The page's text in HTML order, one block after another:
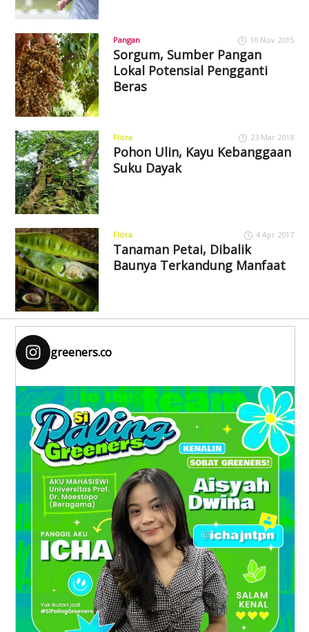
Pangan 10 Nov 2015
Sorgum, Sumber Pangan
Lokal Potensial Pengganti
Beras
Flora 23 Mar 2018
Pohon Ulin, Kayu Kebanggaan
Suku Dayak
Flora 4 Apr 2017
Tanaman Petai, Dibalik
Baunya Terkandung Manfaat
greeners.co